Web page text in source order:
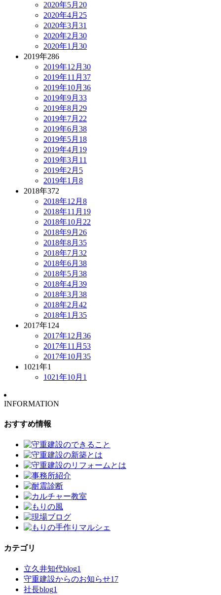
2020年5月 20
2020年4月 25
2020年3月 31
2020年2月 30
2020年1月 30
2019年286
2019年12月 30
2019年11月 37
2019年10月 36
2019年9月 33
2019年8月 29
2019年7月 22
2019年6月 38
2019年5月 18
2019年4月 19
2019年3月 11
2019年2月 5
2019年1月 8
2018年372
2018年12月 8
2018年11月 19
2018年10月 22
2018年9月 26
2018年8月 35
2018年7月 32
2018年6月 38
2018年5月 38
2018年4月 39
2018年3月 38
2018年2月 42
2018年1月 35
2017年124
2017年12月 36
2017年11月 53
2017年10月 35
1021年1
1021年10月 1
INFORMATION
おすすめ情報
カテゴリ
立久井知代blog1
守重建設からのお知らせ17
社長blog1